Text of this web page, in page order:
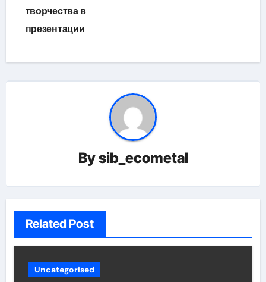
творчества в
презентации
Bysib_ecometal
Related Post
Uncategorised